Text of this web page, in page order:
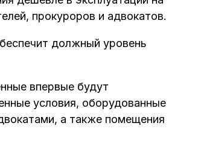
прокуроров и адвокатов.
должный уровень
впервые будут
условия, оборудованные
а также помещения